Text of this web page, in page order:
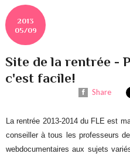
2013
05/09
Site de la rentrée -
c'est facile!
Share
La rentrée 2013-2014 du FLE est
conseiller à tous les professeurs
webdocumentaires aux sujets